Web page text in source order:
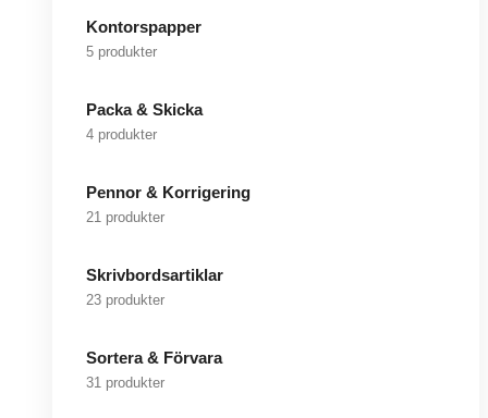
Kontorspapper
5 produkter
Packa & Skicka
4 produkter
Pennor & Korrigering
21 produkter
Skrivbordsartiklar
23 produkter
Sortera & Förvara
31 produkter